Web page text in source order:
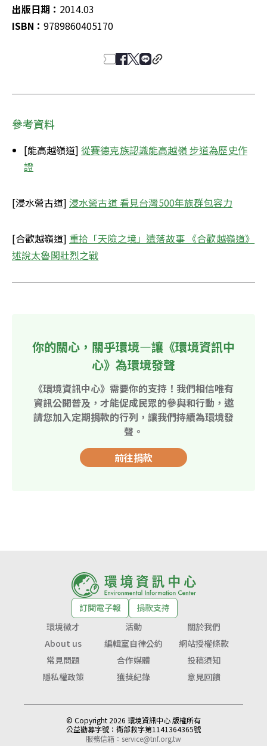
出版日期：
ISBN： 9789860405170
參考資料
[能高越嶺道] 從賽德克族認識能高越嶺 步道為歷史作
證
[浸水營古道] 浸水營古道 看見台灣500年族群包容力
[合歡越嶺道] 重拾「天險之境」遺落故事 《合歡越嶺道》
述說太魯閣壯烈之戰
你的關心，關乎環境—讓《環境資訊中
心》為環境發聲
《環境資訊中心》需要你的支持！我們相信唯有
資訊公開普及，才能促成民眾的參與和行動，邀
請您加入定期捐款的行列，讓我們持續為環境發
聲。
前往捐款
訂閱電子報
捐款支持
環境徵才
活動
關於我們
About us
編輯室自律公約
網站授權條款
常見問題
合作媒體
投稿須知
隱私權政策
獲獎紀錄 意見回饋
© Copyright 2026 環境資訊中心 版權所有
公益勸募字號： 衛部救字第1141364365號
服務信箱： service@tnf.org.tw